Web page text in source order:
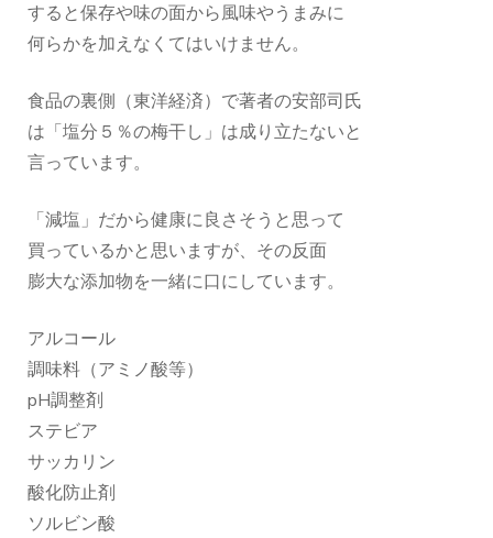
すると保存や味の面から風味やうまみに
何らかを加えなくてはいけません。
食品の裏側（東洋経済）で著者の安部司氏
は「塩分５％の梅干し」は成り立たないと
言っています。
「減塩」だから健康に良さそうと思って
買っているかと思いますが、その反面
膨大な添加物を一緒に口にしています。
アルコール
調味料（アミノ酸等）
pH調整剤
ステビア
サッカリン
酸化防止剤
ソルビン酸